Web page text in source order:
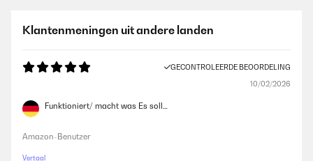
Klantenmeningen uit andere landen
GECONTROLEERDE BEOORDELING
10/02/2026
Funktioniert/ macht was Es soll…
Amazon-Benutzer
Vertaal